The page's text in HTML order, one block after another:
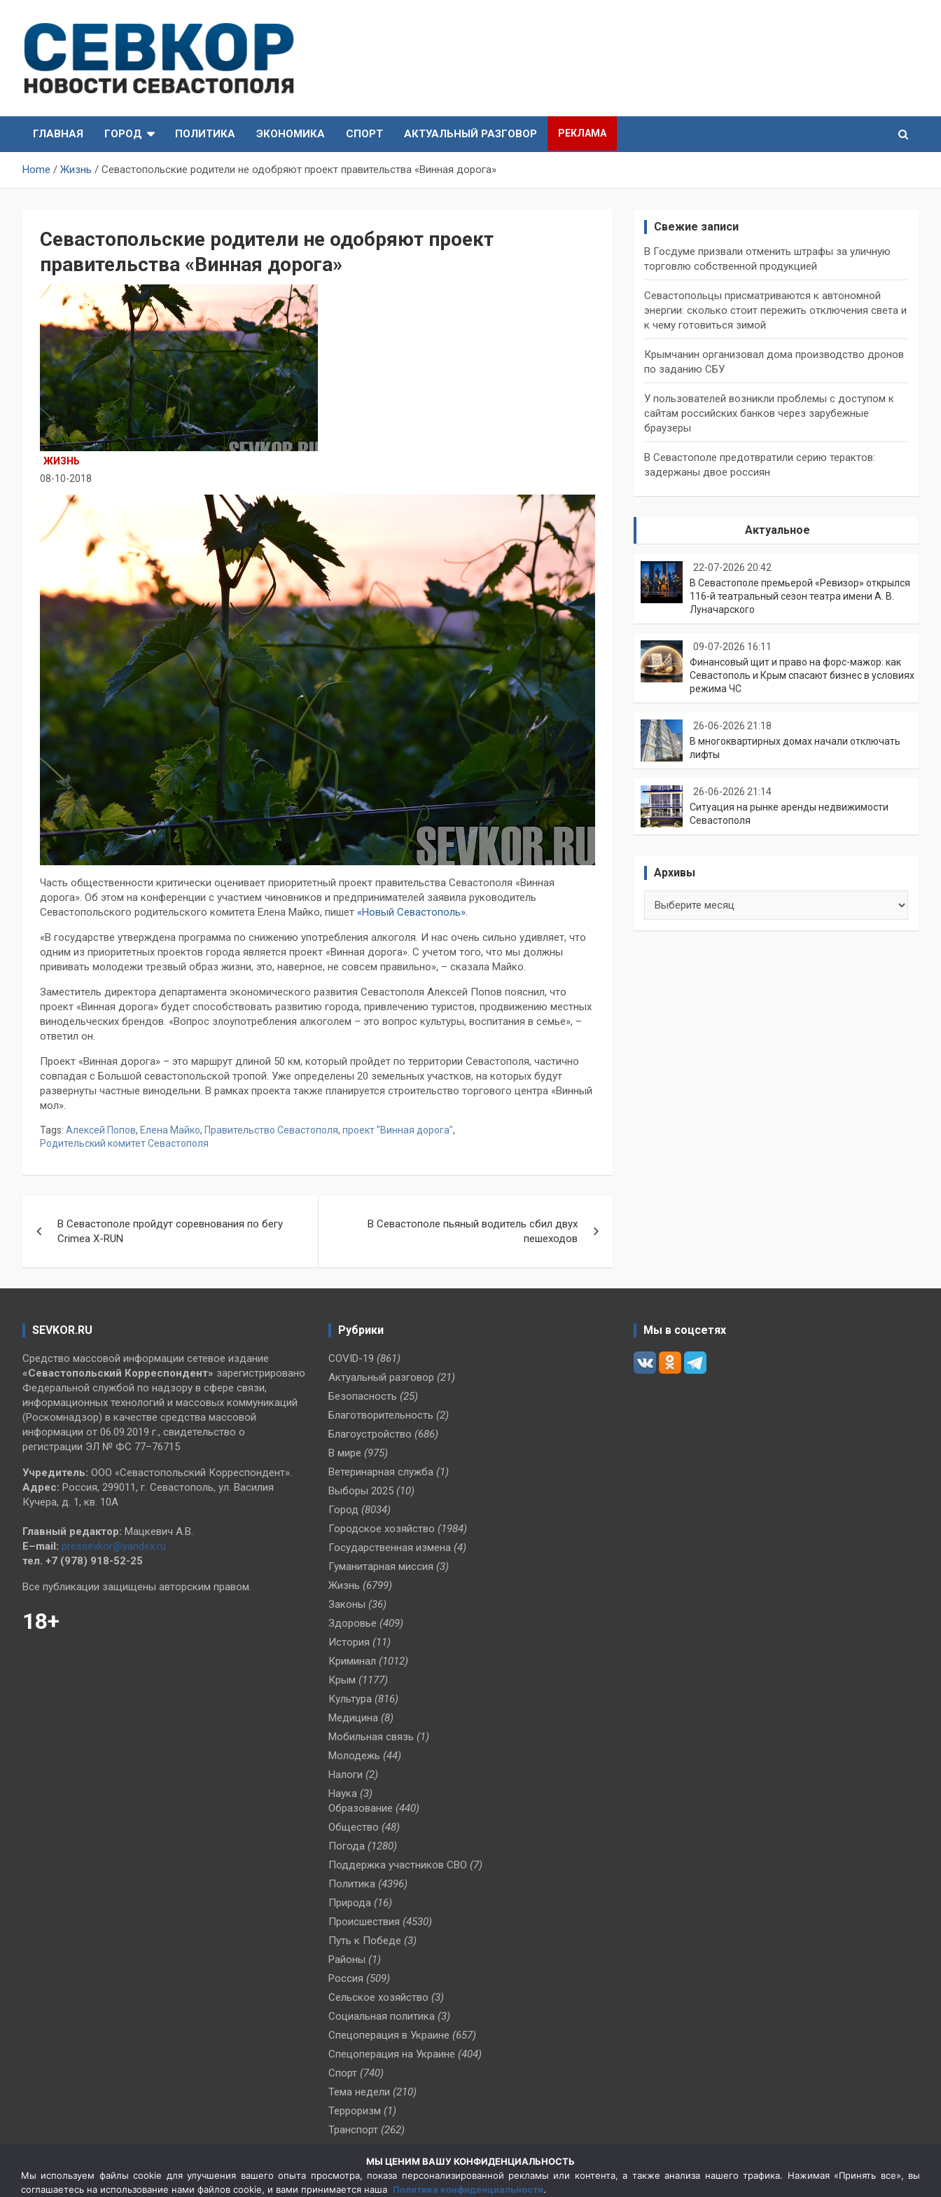
content
СевКор — Новости
Севастополя
Севастополя
ГЛАВНАЯ
ГОРОД ПОЛИТИКА ЭКОНОМИКА СПОРТ АКТУАЛЬНЫЙ РАЗГОВОР РЕКЛАМА
Home Жизнь Севастопольские родители не одобряют проект правительства «Винная дорога»
Севастопольские родители не одобряют проект
правительства «Винная дорога»
ЖИЗНЬ
08-10-2018
Часть общественности критически оценивает приоритетный проект правительства Севастополя «Винная
дорога». Об этом на конференции с участием чиновников и предпринимателей заявила руководитель
Севастопольского родительского комитета Елена Майко, пишет «Новый Севастополь».
«В государстве утверждена программа по снижению употребления алкоголя. И нас очень сильно удивляет, что
одним из приоритетных проектов города является проект «Винная дорога». С учетом того, что мы должны
прививать молодежи трезвый образ жизни, это, наверное, не совсем правильно», – сказала Майко.
Заместитель директора департамента экономического развития Севастополя Алексей Попов пояснил, что
проект «Винная дорога» будет способствовать развитию города, привлечению туристов, продвижению местных
винодельческих брендов. «Вопрос злоупотребления алкоголем – это вопрос культуры, воспитания в семье», –
ответил он.
Проект «Винная дорога» – это маршрут длиной 50 км, который пройдет по территории Севастополя, частично
совпадая с Большой севастопольской тропой. Уже определены 20 земельных участков, на которых будут
развернуты частные винодельни. В рамках проекта также планируется строительство торгового центра «Винный
мол».
Tags: Алексей Попов, Елена Майко, Правительство Севастополя, проект "Винная дорога",
Родительский комитет Севастополя
по
записям
В Севастополе пройдут соревнования по бегу
Сrimea X-RUN
В Севастополе пьяный водитель сбил двух
пешеходов
Свежие записи
В Госдуме призвали отменить штрафы за уличную
торговлю собственной продукцией
Севастопольцы присматриваются к автономной
энергии: сколько стоит пережить отключения света и
к чему готовиться зимой
Крымчанин организовал дома производство дронов
по заданию СБУ
У пользователей возникли проблемы с доступом к
сайтам российских банков через зарубежные
браузеры
В Севастополе предотвратили серию терактов:
задержаны двое россиян
Актуальное
22-07-2026 20:42
В Севастополе премьерой «Ревизор» открылся
116-й театральный сезон театра имени А. В.
Луначарского
09-07-2026 16:11
Финансовый щит и право на форс-мажор: как
Севастополь и Крым спасают бизнес в условиях
режима ЧС
26-06-2026 21:18
В многоквартирных домах начали отключать
лифты
26-06-2026 21:14
Ситуация на рынке аренды недвижимости
Севастополя
Архивы
SEVKOR.RU
Средство массовой информации сетевое издание
«Севастопольский Корреспондент» зарегистрировано
Федеральной службой по надзору в сфере связи,
информационных технологий и массовых коммуникаций
(Роскомнадзор) в качестве средства массовой
информации от 06.09.2019 г., свидетельство о
регистрации ЭЛ № ФС 77–76715
Учредитель: ООО «Севастопольский Корреспондент».
Адрес: Россия, 299011, г. Севастополь, ул. Василия
Кучера, д. 1, кв. 10А
Главный редактор: Мацкевич А.В.
E–mail: pressevkor@yandex.ru
тел. +7 (978) 918-52-25
Все публикации защищены авторским правом.
18+
Рубрики
COVID-19 (861)
Актуальный разговор (21)
Безопасность (25)
Благотворительность (2)
Благоустройство (686)
В мире (975)
Ветеринарная служба (1)
Выборы 2025 (10)
Город (8034)
Городское хозяйство (1984)
Государственная измена (4)
Гуманитарная миссия (3)
Жизнь (6799)
Законы (36)
Здоровье (409)
История (11)
Криминал (1012)
Крым (1177)
Культура (816)
Медицина (8)
Мобильная связь (1)
Молодежь (44)
Налоги (2)
Наука (3)
Образование (440)
Общество (48)
Погода (1280)
Поддержка участников СВО (7)
Политика (4396)
Природа (16)
Происшествия (4530)
Путь к Победе (3)
Районы (1)
Россия (509)
Сельское хозяйство (3)
Социальная политика (3)
Спецоперация в Украине (657)
Спецоперация на Украине (404)
Спорт (740)
Тема недели (210)
Терроризм (1)
Транспорт (262)
(76)
Цены (2)
Мы в соцсетях
МЫ ЦЕНИМ ВАШУ КОНФИДЕНЦИАЛЬНОСТЬ
Мы используем файлы cookie для улучшения вашего опыта просмотра, показа персонализированной рекламы или контента, а также анализа нашего трафика. Нажимая «Принять все», вы
соглашаетесь на использование нами файлов cookie, и вами принимается наша Политика конфиденциальности.